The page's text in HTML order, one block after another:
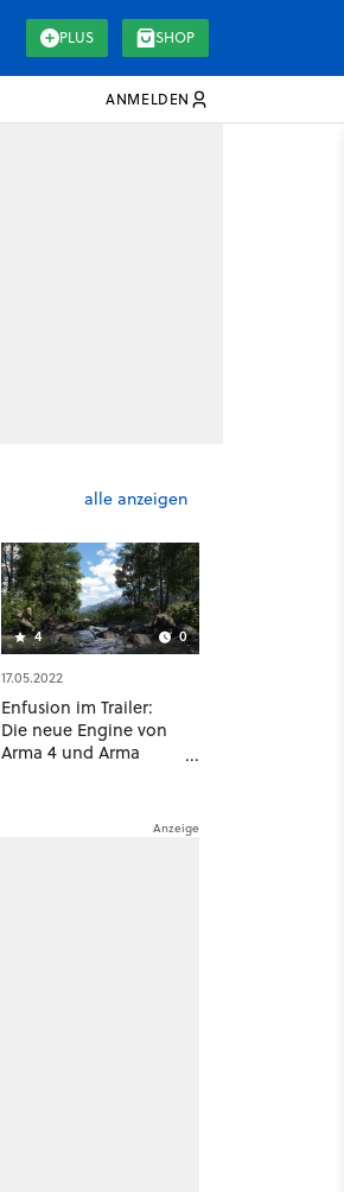
PLUS SHOP
ANMELDEN
alle anzeigen
4 0
17.05.2022
Enfusion im Trailer:
Die neue Engine von
Arma 4 und Arma